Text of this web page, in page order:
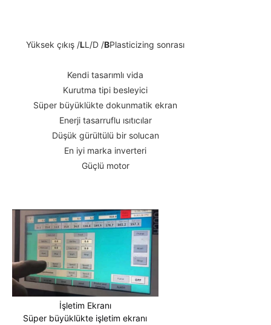
Yüksek çıkış /LL/D /BPlasticizing sonrası
Kendi tasarımlı vida
Kurutma tipi besleyici
Süper büyüklükte dokunmatik ekran
Enerji tasarruflu ısıtıcılar
Düşük gürültülü bir solucan
En iyi marka inverteri
Güçlü motor
İşletim Ekranı
Süper büyüklükte işletim ekranı